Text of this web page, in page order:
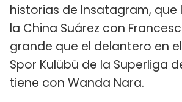
historias de Insatagram, que
la China Suárez con
grande que el delantero en
Spor Kulübü de la Superliga
tiene con Wanda Nara.